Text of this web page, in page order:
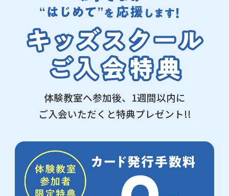
体験教室へ参加後、1週間以内に
ご入会いただくと特典プレゼント!!